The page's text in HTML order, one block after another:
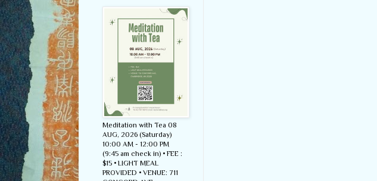
Meditation with Tea 08
AUG, 2026 (Saturday)
10:00 AM - 12:00 PM
(9:45 am check in) • FEE :
$15 • LIGHT MEAL
PROVIDED • VENUE: 711